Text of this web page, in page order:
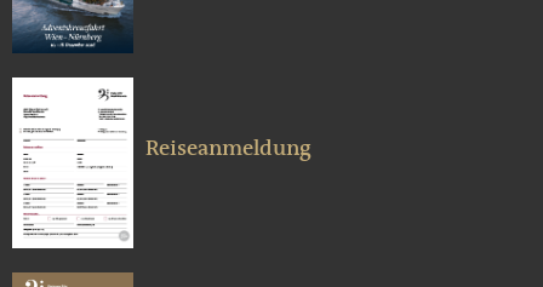
Reiseanmeldung